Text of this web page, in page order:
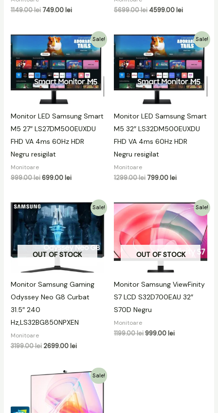
1149.00lei 749.00 lei
5699.00lei 4599.00 lei
Sale!
Monitor LED Samsung Smart
M5 27″ LS27DM500EUXDU
FHD VA 4ms 60Hz HDR
Negru resigilat
Monitoare
999.00lei
Prețul
inițial
a
fost:
999.00 lei.
699.00lei
Prețul
curent
este:
699.00 lei.
Sale!
Monitor LED Samsung Smart
M5 32″ LS32DM500EUXDU
FHD VA 4ms 60Hz HDR
Negru resigilat
Monitoare
1299.00lei
Prețul
inițial
a
fost:
1299.00 lei.
799.00lei
Prețul
curent
este:
799.00 lei.
Sale!
OUT OF STOCK
Monitor Samsung Gaming
Odyssey Neo G8 Curbat
31.5″ 240
Hz,LS32BG850NPXEN
Monitoare
3199.00lei
Prețul
inițial
a
fost:
3199.00 lei.
2699.00 lei
Prețul
curent
este:
2699.00 lei.
Sale!
OUT OF STOCK
Monitor Samsung ViewFinity
S7 LCD S32D700EAU 32″
S70D Negru
Monitoare
1199.00lei
Prețul
inițial
a
fost:
1199.00 lei.
999.00 lei
Prețul
curent
este:
999.00 lei.
Sale!
Prețul
a
fost:
5499.00 lei.
Prețul
curent
este:
3599.00 lei.